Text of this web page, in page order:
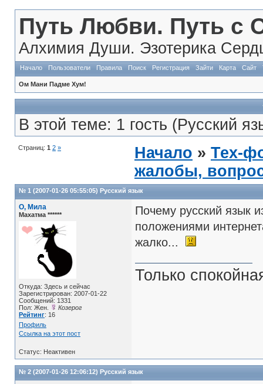
Путь Любви. Путь с
Алхимия Души. Эзотерика
Начало Пользователи Правила Поиск Регистрация Зайти Карта Сайт
Ом Мани Падме Хум!
В этой теме: 1 гость (Русский
Страниц: 1 2 » Начало » Тех-
жалобы,
№ 1 (2007-01-26 05:55:05) Русский язык
О, Мила
Махатма ******
Откуда: Здесь и сейчас
Зарегистрирован: 2007-01-22
Сообщений: 1331
Пол: Жен.
Козерог
Рейтинг: 16
Профиль
Ссылка на этот пост
Почему русский язык
положениями
жалко...
Только
Статус: Неактивен
№ 2 (2007-01-26 12:06:12) Русский язык